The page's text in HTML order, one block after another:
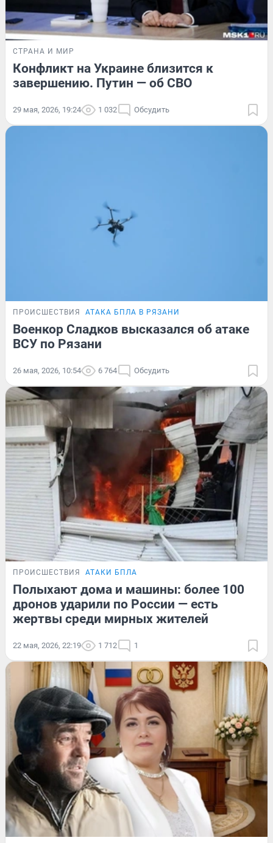
СТРАНА И МИР
Конфликт на Украине близится к
завершению. Путин — об СВО
29 мая, 2026, 19:24 1 032 Обсудить
ПРОИСШЕСТВИЯ АТАКА БПЛА В РЯЗАНИ
Военкор Сладков высказался об атаке
ВСУ по Рязани
26 мая, 2026, 10:54 6 764 Обсудить
ПРОИСШЕСТВИЯ АТАКИ БПЛА
Полыхают дома и машины: более 100
дронов ударили по России — есть
жертвы среди мирных жителей
22 мая, 2026, 22:19 1 712 1